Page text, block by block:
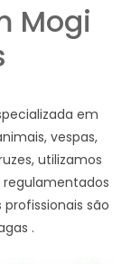
Mogi
em
vespas,
utilizamos
regulamentados
são
.